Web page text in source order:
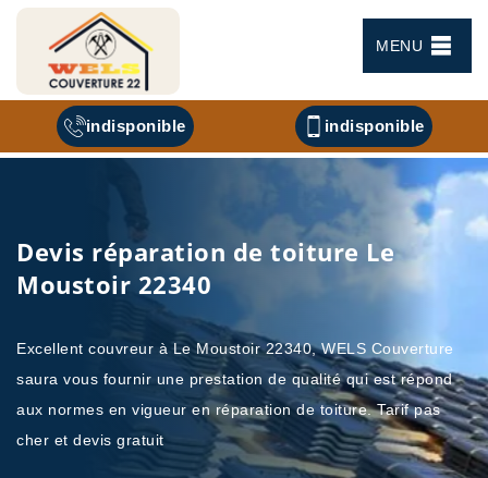
MENU
indisponible indisponible
Devis réparation de toiture Le
Moustoir 22340
Excellent couvreur à Le Moustoir 22340, WELS Couverture
saura vous fournir une prestation de qualité qui est répond
aux normes en vigueur en réparation de toiture. Tarif pas
cher et devis gratuit